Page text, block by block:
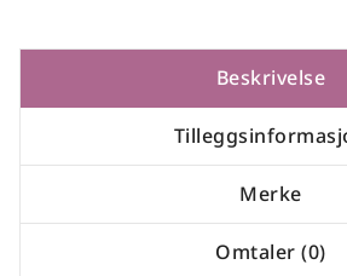
Beskrivelse
Merke
Omtaler (0)